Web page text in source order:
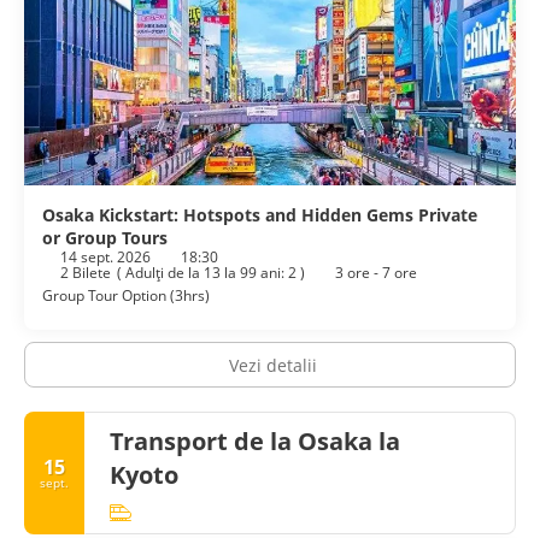
Osaka Kickstart: Hotspots and Hidden Gems Private
or Group Tours
14 sept. 2026 18:30
2 Bilete ( Adulţi de la 13 la 99 ani: 2)
3 ore - 7 ore
Group Tour Option (3hrs)
Vezi detalii
15
sept.
Transport de la Osaka la
Kyoto